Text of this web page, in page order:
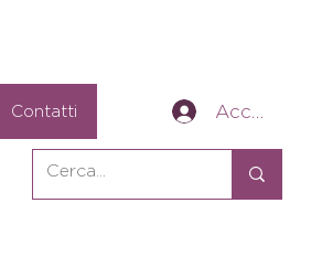
Accedi
Contatti